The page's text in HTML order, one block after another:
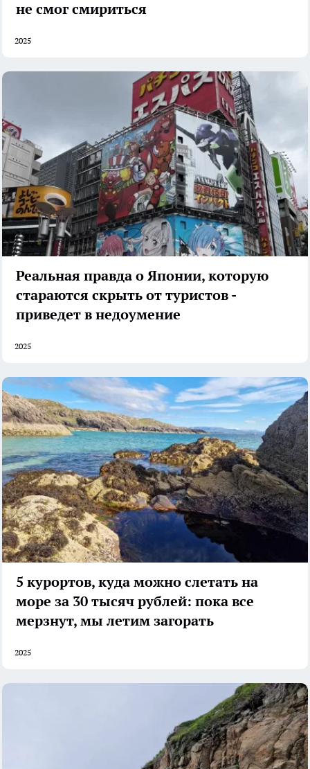
не смог смириться
2025
Реальная правда о Японии, которую
стараются скрыть от туристов -
приведет в недоумение
2025
5 курортов, куда можно слетать на
море за 30 тысяч рублей: пока все
мерзнут, мы летим загорать
2025